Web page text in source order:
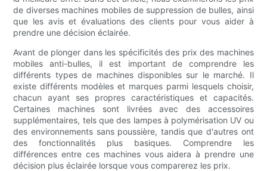
de diverses machines mobiles de suppression de bulles, ainsi
que les avis et évaluations des clients pour vous aider à
prendre une décision éclairée.
Avant de plonger dans les spécificités des prix des machines
mobiles anti-bulles, il est important de comprendre les
différents types de machines disponibles sur le marché. Il
existe différents modèles et marques parmi lesquels choisir,
chacun ayant ses propres caractéristiques et capacités.
Certaines machines sont livrées avec des accessoires
supplémentaires, tels que des lampes à polymérisation UV ou
des environnements sans poussière, tandis que d'autres ont
des fonctionnalités plus basiques. Comprendre les
différences entre ces machines vous aidera à prendre une
décision plus éclairée lorsque vous comparerez les prix.